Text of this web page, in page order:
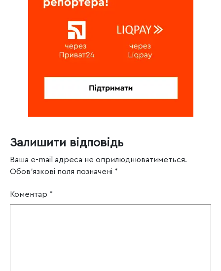
Залишити відповідь
Ваша e-mail адреса не оприлюднюватиметься.
Обов’язкові поля позначені *
Коментар *